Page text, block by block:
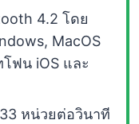
4.2 โดย
MacOS
ฟน iOS และ
หน่วยต่อวินาที